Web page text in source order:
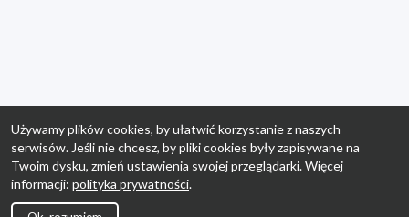
Używamy plików cookies, by ułatwić korzystanie z naszych
serwisów. Jeśli nie chcesz, by pliki cookies były zapisywane na
Twoim dysku, zmień ustawienia swojej przeglądarki. Więcej
informacji: polityka prywatności.